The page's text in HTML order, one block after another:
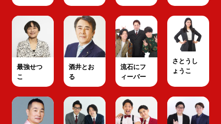
最強せつ
こ
酒井とお
る
流石にフ
ィーバー
さとうし
ょうこ